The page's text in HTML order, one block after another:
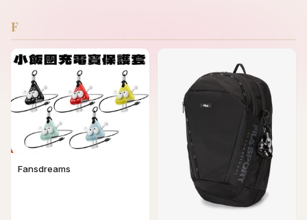
F
Fansdreams